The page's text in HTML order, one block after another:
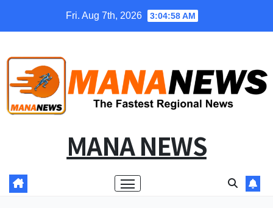
Fri. Aug 7th, 2026 3:04:58 AM
MANA NEWS